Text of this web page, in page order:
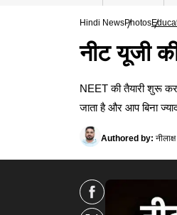
Hindi NewsPhotos
नीट यूजी
NEET की तैयारी शुरू
जाता है और आप बिना
Authored by: